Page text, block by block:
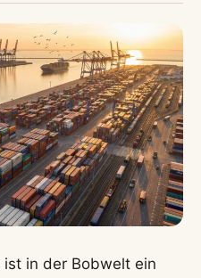
ist in der Bobwelt ein